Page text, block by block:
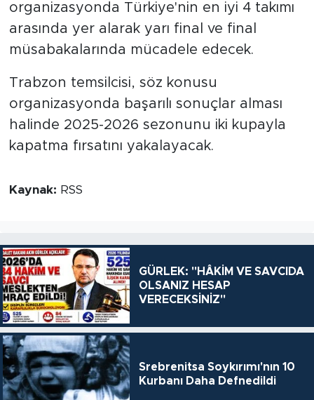
organizasyonda Türkiye'nin en iyi 4 takımı
arasında yer alarak yarı final ve final
müsabakalarında mücadele edecek.
Trabzon temsilcisi, söz konusu
organizasyonda başarılı sonuçlar alması
halinde 2025-2026 sezonunu iki kupayla
kapatma fırsatını yakalayacak.
Kaynak: RSS
GÜRLEK: "HÂKİM VE SAVCIDA
OLSANIZ HESAP
VERECEKSİNİZ"
Srebrenitsa Soykırımı'nın 10
Kurbanı Daha Defnedildi